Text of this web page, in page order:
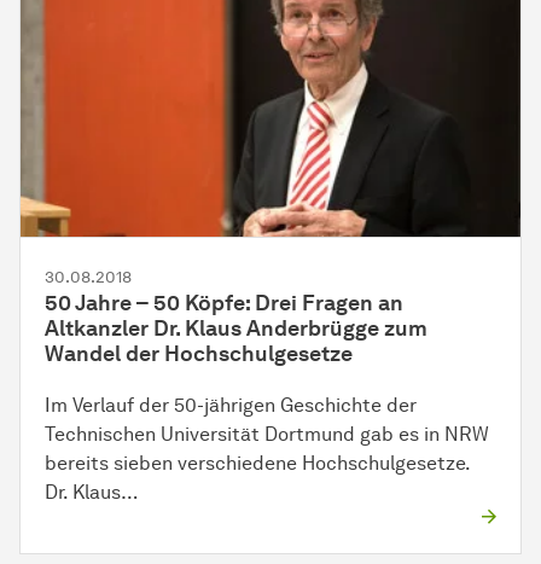
30.08.2018
50 Jahre – 50 Köpfe: Drei Fragen an
Altkanzler Dr. Klaus Anderbrügge zum
Wandel der Hochschulgesetze
Im Verlauf der 50-jährigen Geschichte der
Technischen Universität Dortmund gab es in NRW
bereits sieben verschiedene Hochschulgesetze.
Dr. Klaus…